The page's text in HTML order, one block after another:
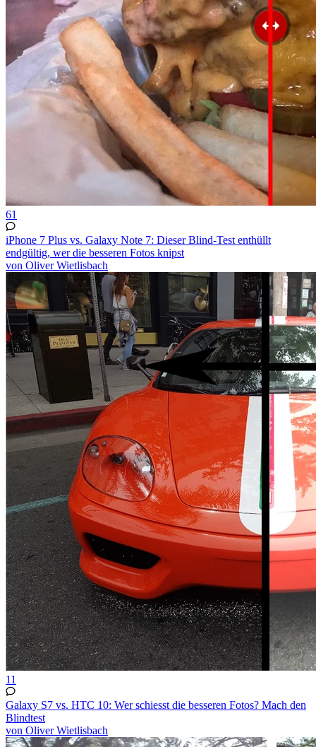
61
iPhone 7 Plus vs. Galaxy Note 7: Dieser Blind-Test enthüllt
endgültig, wer die besseren Fotos knipst
von Oliver Wietlisbach
11
Galaxy S7 vs. HTC 10: Wer schiesst die besseren Fotos? Mach den
Blindtest
von Oliver Wietlisbach